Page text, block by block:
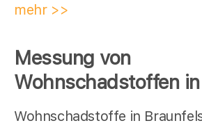
mehr >>
Messung von
Wohnschadstoffen
Wohnschadstoffe in